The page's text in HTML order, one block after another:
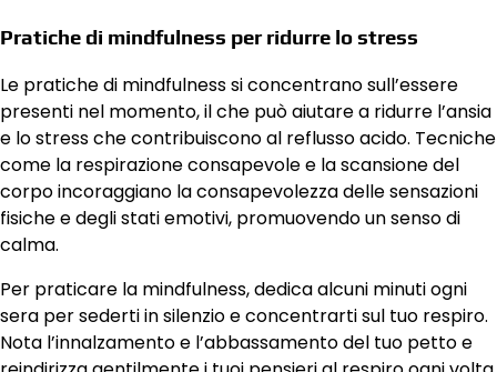
Pratiche di mindfulness per ridurre lo stress
Le pratiche di mindfulness si concentrano sull’essere
presenti nel momento, il che può aiutare a ridurre l’ansia
e lo stress che contribuiscono al reflusso acido. Tecniche
come la respirazione consapevole e la scansione del
corpo incoraggiano la consapevolezza delle sensazioni
fisiche e degli stati emotivi, promuovendo un senso di
calma.
Per praticare la mindfulness, dedica alcuni minuti ogni
sera per sederti in silenzio e concentrarti sul tuo respiro.
Nota l’innalzamento e l’abbassamento del tuo petto e